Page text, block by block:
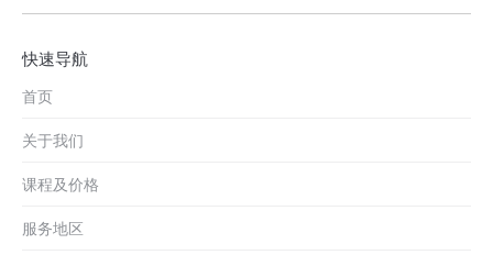
快速导航
首页
关于我们
课程及价格
服务地区